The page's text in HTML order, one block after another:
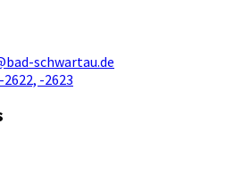
schwartau.de
-2623